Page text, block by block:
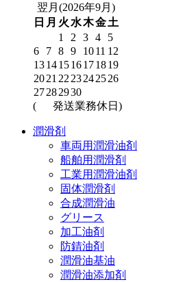
翌月(2026年9月)
日 月 火 水木金土
1
2 3 4
5
6
7 8 9 1011 12
13141516171819
2021 22 23242526
27282930
(
発送業務休日)
潤滑剤
車両用潤滑油剤
船舶用潤滑剤
工業用潤滑油剤
固体潤滑剤
合成潤滑油
グリース
加工油剤
防錆油剤
潤滑油基油
潤滑油添加剤